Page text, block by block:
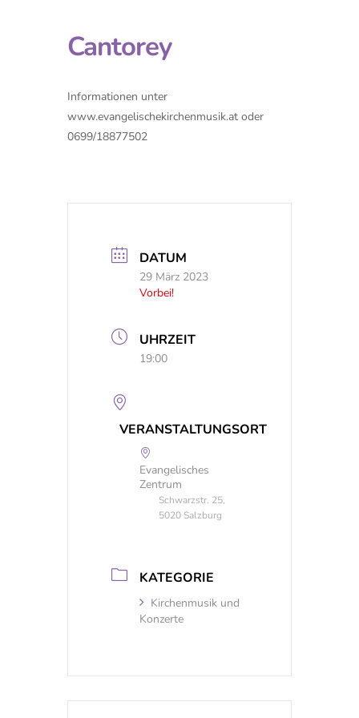
Cantorey
Informationen unter
www.evangelischekirchenmusik.at oder
0699/18877502
DATUM
29 März 2023
Vorbei!
UHRZEIT
19:00
VERANSTALTUNGSORT
Evangelisches
Zentrum
Schwarzstr. 25,
5020 Salzburg
KATEGORIE
Kirchenmusik und
Konzerte